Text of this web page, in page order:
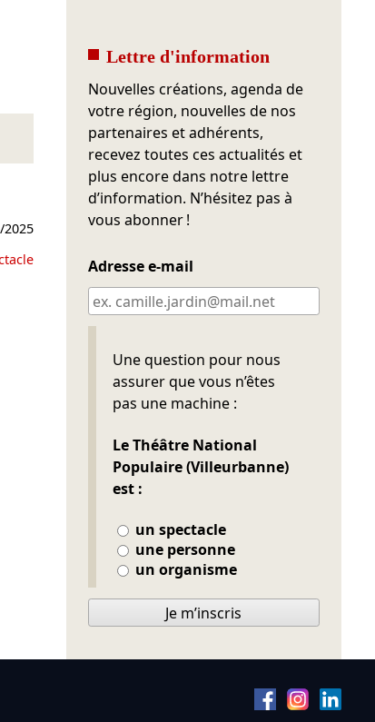
2025
Lettre d'information
Nouvelles créations, agenda de
votre région, nouvelles de nos
partenaires et adhérents,
recevez toutes ces actualités et
plus encore dans notre lettre
d’information. N’hésitez pas à
vous abonner !
Adresse e-mail
Une question pour nous
assurer que vous n’êtes
pas une machine :
Le Théâtre National
Populaire (Villeurbanne)
est :
un spectacle
une personne
un organisme
Ne pas remplir
Je m’inscris